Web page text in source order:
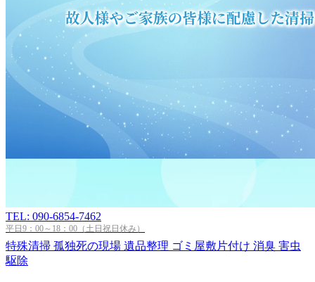
TEL: 090-6854-7462
平日9：00～18：00（土日祝日休み）
特殊清掃 孤独死の現場 遺品整理 ゴミ屋敷片付け 消臭 害虫
駆除